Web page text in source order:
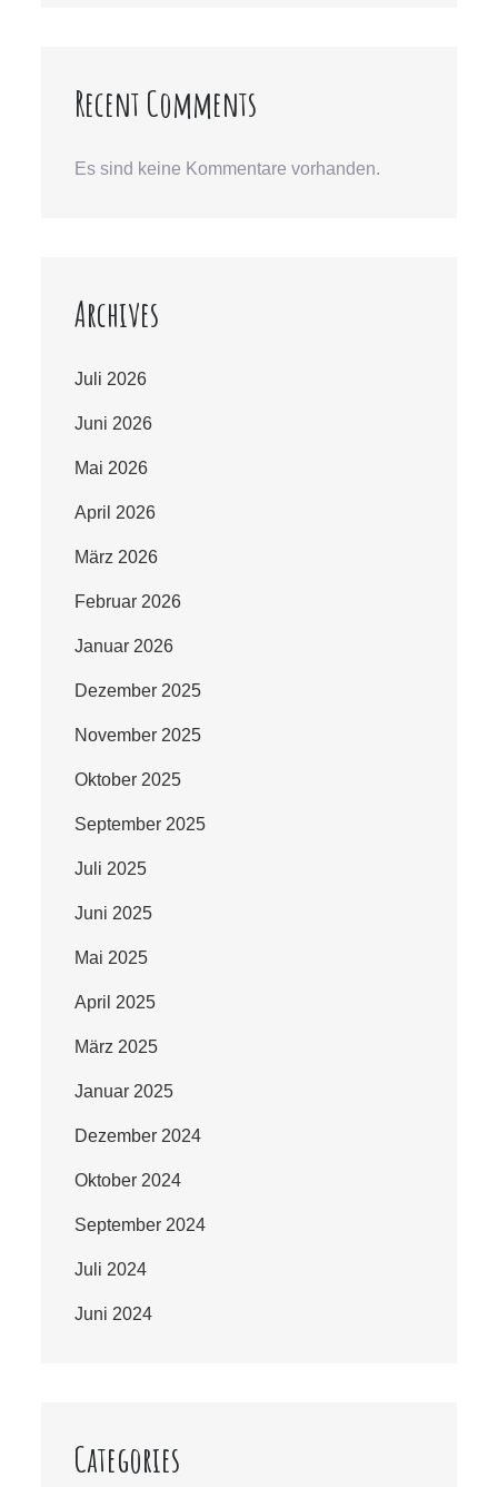
Recent Comments
Es sind keine Kommentare vorhanden.
Archives
Juli 2026
Juni 2026
Mai 2026
April 2026
März 2026
Februar 2026
Januar 2026
Dezember 2025
November 2025
Oktober 2025
September 2025
Juli 2025
Juni 2025
Mai 2025
April 2025
März 2025
Januar 2025
Dezember 2024
Oktober 2024
September 2024
Juli 2024
Juni 2024
Categories